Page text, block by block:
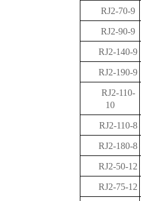
RJ2-70-9
RJ2-90-9
RJ2-140-9
RJ2-190-9
RJ2-110-
10
RJ2-110-8
RJ2-180-8
RJ2-50-12
RJ2-75-12